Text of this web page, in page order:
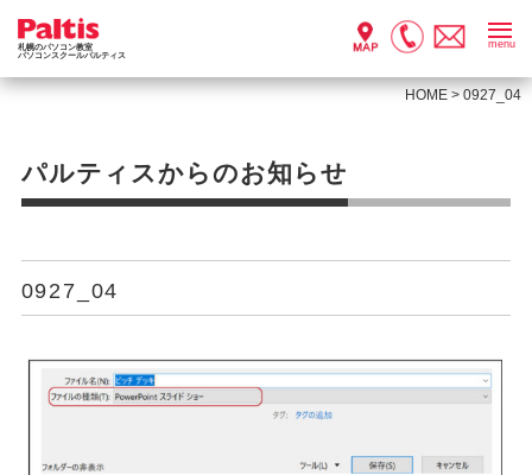
札幌のパソコン教室
パソコンスクールパルティス
menu
HOME >0927_04
パルティスからのお知らせ
0927_04